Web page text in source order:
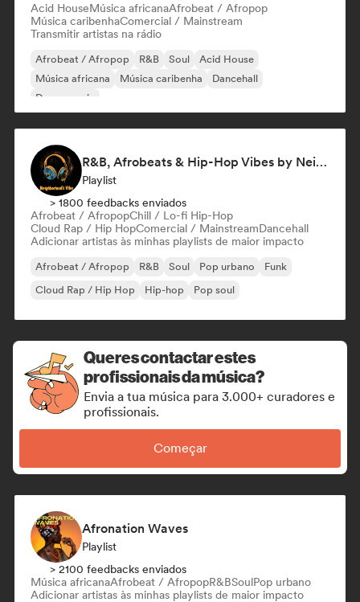
Acid HouseMúsica africanaAfrobeat / Afropop
Música caribenhaComercial / Mainstream
Transmitir artistas na rádio
Afrobeat / Afropop R&B Soul
Acid House
Música africana
Música caribenha
Dancehall
Dance music
R&B, Afrobeats & Hip-Hop Vibes by Neighborhood's Vibe
Playlist
> 1800 feedbacks enviados
Afrobeat / AfropopChill / Lo-fi Hip-Hop
Cloud Rap / Hip HopComercial / MainstreamDancehall
Adicionar artistas às minhas playlists de maior impacto
Afrobeat / Afropop R&B Soul Pop urbano
Funk
Cloud Rap / Hip Hop
Hip-hop Pop soul
Queres contactar estes
profissionais da música?
Envia a tua música para 3.000+ curadores e
profissionais.
Começar
Afronation Waves
Playlist
> 2100 feedbacks enviados
Música africanaAfrobeat / AfropopR&BSoulPop urbano
Adicionar artistas às minhas playlists de maior impacto